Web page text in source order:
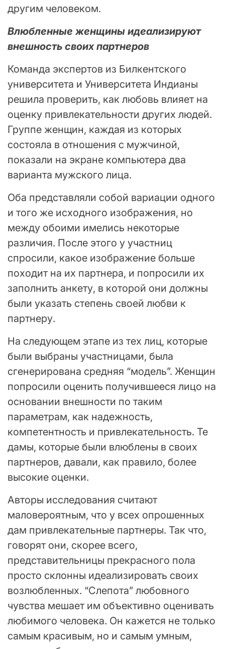
другим человеком.
Влюбленные женщины идеализируют
внешность своих партнеров
Команда экспертов из Билкентского
университета и Университета Индианы
решила проверить, как любовь влияет на
оценку привлекательности других людей.
Группе женщин, каждая из которых
состояла в отношения с мужчиной,
показали на экране компьютера два
варианта мужского лица.
Оба представляли собой вариации одного
и того же исходного изображения, но
между обоими имелись некоторые
различия. После этого у участниц
спросили, какое изображение больше
походит на их партнера, и попросили их
заполнить анкету, в которой они должны
были указать степень своей любви к
партнеру.
На следующем этапе из тех лиц, которые
были выбраны участницами, была
сгенерирована средняя “модель”. Женщин
попросили оценить получившееся лицо на
основании внешности по таким
параметрам, как надежность,
компетентность и привлекательность. Те
дамы, которые были влюблены в своих
партнеров, давали, как правило, более
высокие оценки.
Авторы исследования считают
маловероятным, что у всех опрошенных
дам привлекательные партнеры. Так что,
говорят они, скорее всего,
представительницы прекрасного пола
просто склонны идеализировать своих
возлюбленных. “Слепота” любовного
чувства мешает им объективно оценивать
любимого человека. Он кажется не только
самым красивым, но и самым умным,